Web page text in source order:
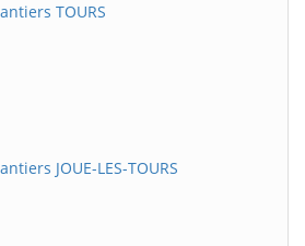
TOURS
JOUE-LES-TOURS